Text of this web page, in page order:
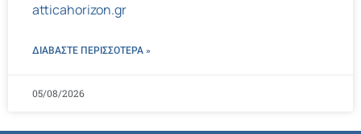
atticahorizon.gr
ΔΙΑΒΑΣΤΕ ΠΕΡΙΣΣΌΤΕΡΑ »
05/08/2026